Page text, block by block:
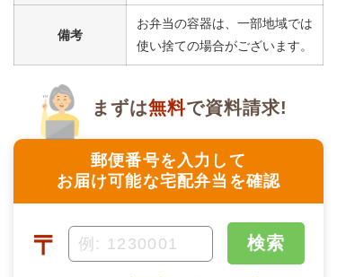
備考
お弁当の容器は、一部地域では
使い捨ての場合がございます。
郵便番号を入力して
お届け可能な宅配弁当を確認
まずは無料で資料請求!
〒 検索